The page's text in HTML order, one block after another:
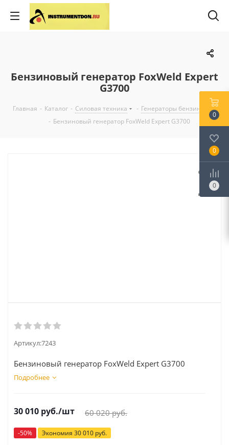
Бензиновый генератор FoxWeld Expert
G3700
Главная - Каталог - Силовая техника - Генераторы бензиновые
- Бензиновый генератор FoxWeld Expert G3700
Артикул:7243
Бензиновый генератор FoxWeld Expert G3700
Подробнее
30 010 руб./шт 60 020руб.
-50% Экономия 30 010 руб.
0
0
0